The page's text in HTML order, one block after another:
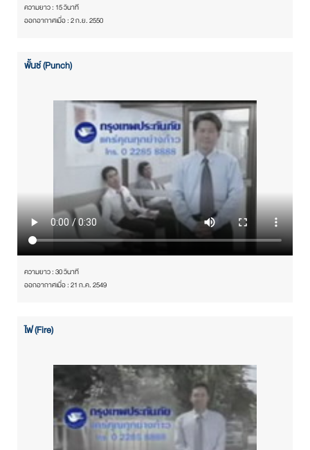
ความยาว : 15 วินาที
ออกอากาศเมื่อ : 2 ก.ย. 2550
พั้นช์ (Punch)
ความยาว : 30 วินาที
ออกอากาศเมื่อ : 21 ก.ค. 2549
ไฟ (Fire)